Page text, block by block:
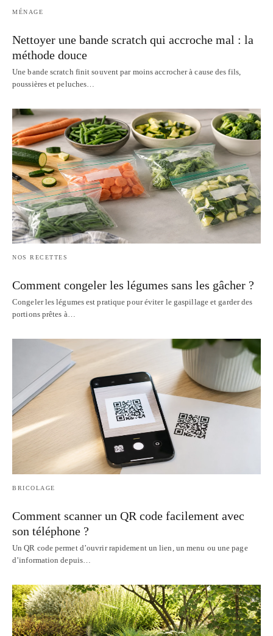
MÉNAGE
Nettoyer une bande scratch qui accroche mal : la
méthode douce
Une bande scratch finit souvent par moins accrocher à cause des fils,
poussières et peluches…
NOS RECETTES
Comment congeler les légumes sans les gâcher ?
Congeler les légumes est pratique pour éviter le gaspillage et garder des
portions prêtes à…
BRICOLAGE
Comment scanner un QR code facilement avec
son téléphone ?
Un QR code permet d’ouvrir rapidement un lien, un menu ou une page
d’information depuis…